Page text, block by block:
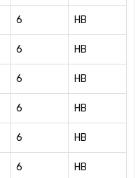
6 HB
6 HB
6 HB
6 HB
6 HB
6 HB